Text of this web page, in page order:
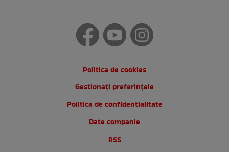
Politica de cookies
Gestionați preferințele
Politica de confidentialitate
Date companie
RSS